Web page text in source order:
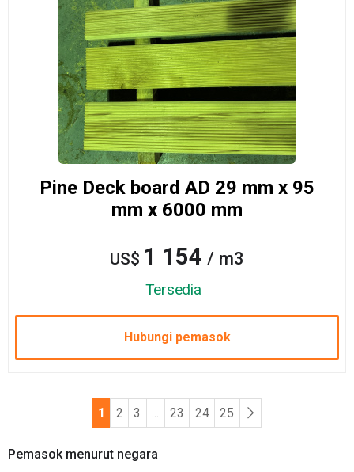
Pine Deck board AD 29 mm x 95
mm x 6000 mm
US$ 1 154 / m3
Tersedia
Hubungi pemasok
1 2 3 ... 23 24 25
Pemasok menurut negara